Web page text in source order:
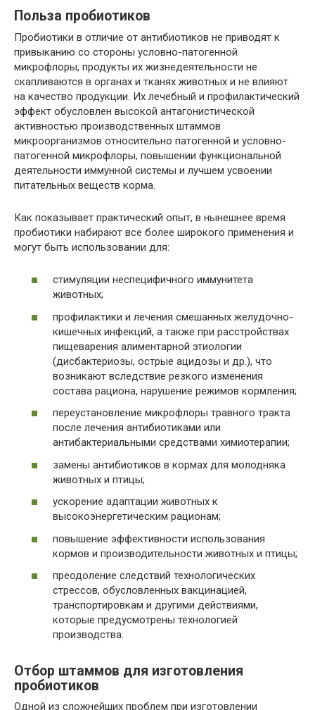
Польза пробиотиков
Пробиотики в отличие от антибиотиков не приводят к
привыканию со стороны условно-патогенной
микрофлоры, продукты их жизнедеятельности не
скапливаются в органах и тканях животных и не влияют
на качество продукции. Их лечебный и профилактический
эффект обусловлен высокой антагонистической
активностью производственных штаммов
микроорганизмов относительно патогенной и условно-
патогенной микрофлоры, повышении функциональной
деятельности иммунной системы и лучшем усвоении
питательных веществ корма.
Как показывает практический опыт, в нынешнее время
пробиотики набирают все более широкого применения и
могут быть использовании для:
стимуляции неспецифичного иммунитета
животных;
профилактики и лечения смешанных желудочно-
кишечных инфекций, а также при расстройствах
пищеварения алиментарной этиологии
(дисбактериозы, острые ацидозы и др.), что
возникают вследствие резкого изменения
состава рациона, нарушение режимов кормления;
переустановление микрофлоры травного тракта
после лечения антибиотиками или
антибактериальными средствами химиотерапии;
замены антибиотиков в кормах для молодняка
животных и птицы;
ускорение адаптации животных к
высокоэнергетическим рационам;
повышение эффективности использования
кормов и производительности животных и птицы;
преодоление следствий технологических
стрессов, обусловленных вакцинацией,
транспортировкам и другими действиями,
которые предусмотрены технологией
производства.
Отбор штаммов для изготовления
пробиотиков
Одной из сложнейших проблем при изготовлении